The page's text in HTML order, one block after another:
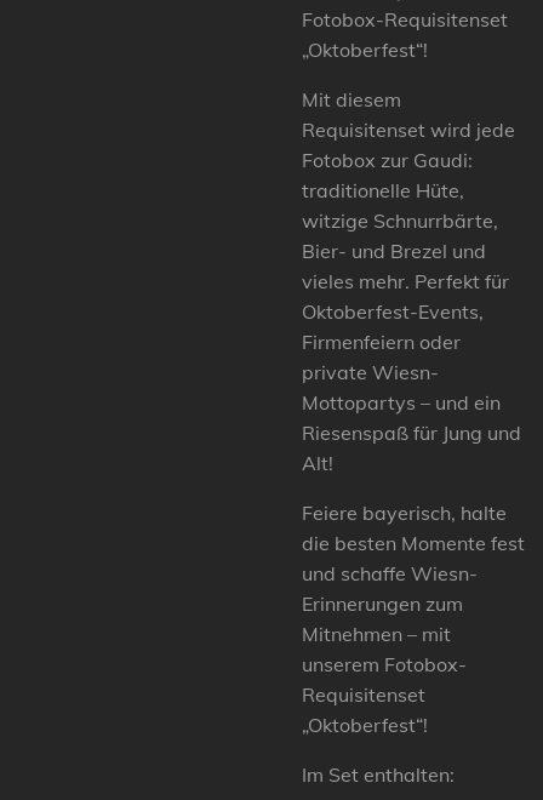
Fotobox-Requisitenset
„Oktoberfest“!
Mit diesem
Requisitenset wird jede
Fotobox zur Gaudi:
traditionelle Hüte,
witzige Schnurrbärte,
Bier- und Brezel und
vieles mehr. Perfekt für
Oktoberfest-Events,
Firmenfeiern oder
private Wiesn-
Mottopartys – und ein
Riesenspaß für Jung und
Alt!
Feiere bayerisch, halte
die besten Momente fest
und schaffe Wiesn-
Erinnerungen zum
Mitnehmen – mit
unserem Fotobox-
Requisitenset
„Oktoberfest“!
Im Set enthalten: